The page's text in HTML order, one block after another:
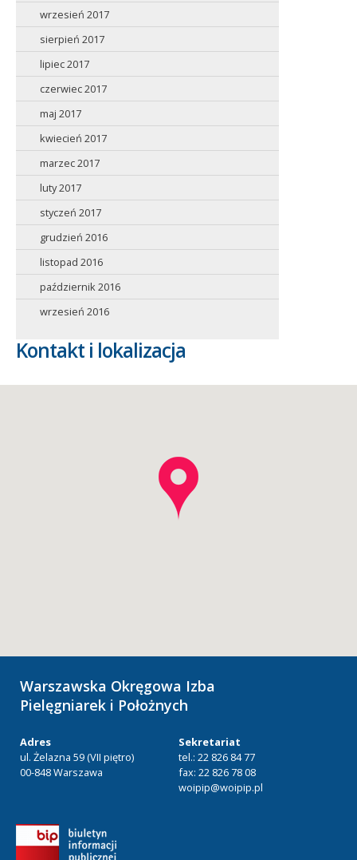
wrzesień 2017
sierpień 2017
lipiec 2017
czerwiec 2017
maj 2017
kwiecień 2017
marzec 2017
luty 2017
styczeń 2017
grudzień 2016
listopad 2016
październik 2016
wrzesień 2016
Kontakt i lokalizacja
Warszawska Okręgowa Izba
Pielęgniarek i Położnych
Adres
ul. Żelazna 59 (VII piętro)
00-848 Warszawa
Sekretariat
tel.: 22 826 84 77
fax: 22 826 78 08
woipip@woipip.pl